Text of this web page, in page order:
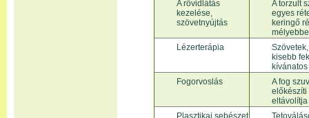
A rövidlátás
kezelése,
szövetnyújtás
A torzult
egyes
keringő
Lézerterápia
kisebb
Fogorvoslás
A fog
előkészíti
eltávolítja
Plasztikai sebészet